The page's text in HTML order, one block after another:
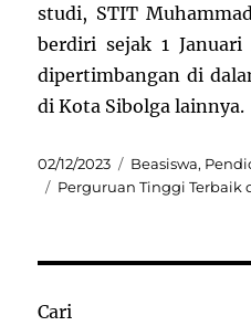
studi, STIT
berdiri sejak 1
dipertimbangan di
di Kota Sibolga lainnya.
Posted
on
02/12/2023 Categories
Beasiswa,
Tags
Perguruan Tinggi Terbaik
Cari